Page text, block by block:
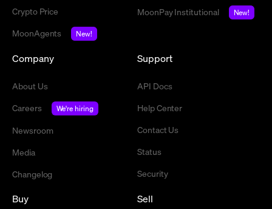
Crypto Price
MoonAgents
New!
MoonPay Institutional
New!
Company
About Us
Careers
We're hiring
Newsroom
Media
Changelog
Support
API Docs
Help Center
Contact Us
Status
Security
Buy Sell